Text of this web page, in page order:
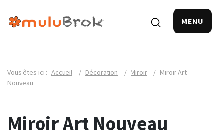
MENU
Vous êtes ici : Accueil / Décoration / Miroir / Miroir Art
Nouveau
Miroir Art Nouveau